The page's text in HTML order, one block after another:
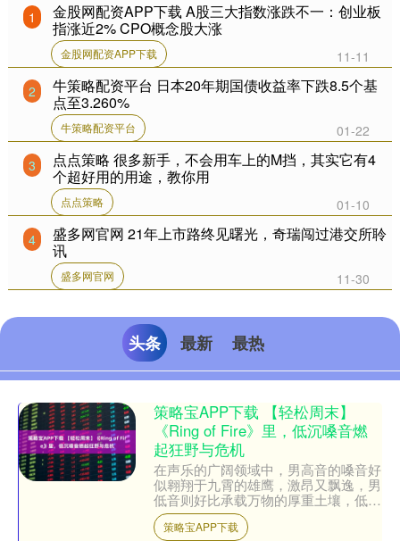
1
金股网配资APP下载 A股三大指数涨跌不一：创业板
指涨近2% CPO概念股大涨
金股网配资APP下载
11-11
2
牛策略配资平台 日本20年期国债收益率下跌8.5个基
点至3.260%
牛策略配资平台
01-22
3
点点策略 很多新手，不会用车上的M挡，其实它有4
个超好用的用途，教你用
点点策略
01-10
4
盛多网官网 21年上市路终见曙光，奇瑞闯过港交所聆
讯
盛多网官网 11-30
头条 最新 最热
策略宝APP下载 【轻松周末】
《Ring of Fire》里，低沉嗓音燃
起狂野与危机
在声乐的广阔领域中，男高音的嗓音好
似翱翔于九霄的雄鹰，激昂又飘逸，男
低音则好比承载万物的厚重土壤，低沉
且稳固，美国男低音演唱者Geoff
Castellucci....
策略宝APP下载